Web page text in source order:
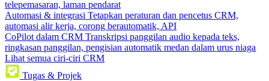
telepemasaran, laman pendarat
Automasi & integrasi Tetapkan peraturan dan pencetus CRM,
automasi alir kerja, corong berautomatik, API
CoPilot dalam CRM Transkripsi panggilan audio kepada teks,
ringkasan panggilan, pengisian automatik medan dalam urus niaga
Lihat semua ciri-ciri CRM
Tugas & Projek